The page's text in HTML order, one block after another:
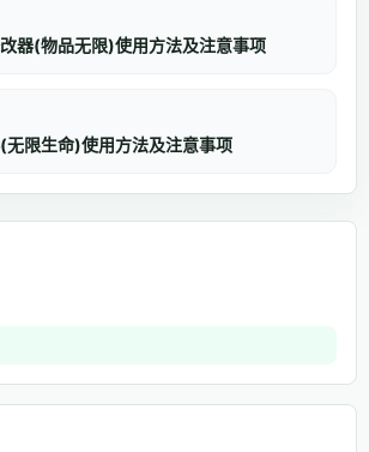
器(物品无限)使用方法及注意事项
无限生命)使用方法及注意事项